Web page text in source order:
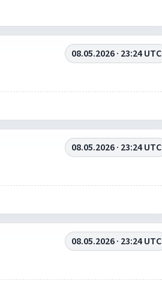
08.05.2026 · 23:24 UTC
08.05.2026 · 23:24 UTC
08.05.2026 · 23:24 UTC